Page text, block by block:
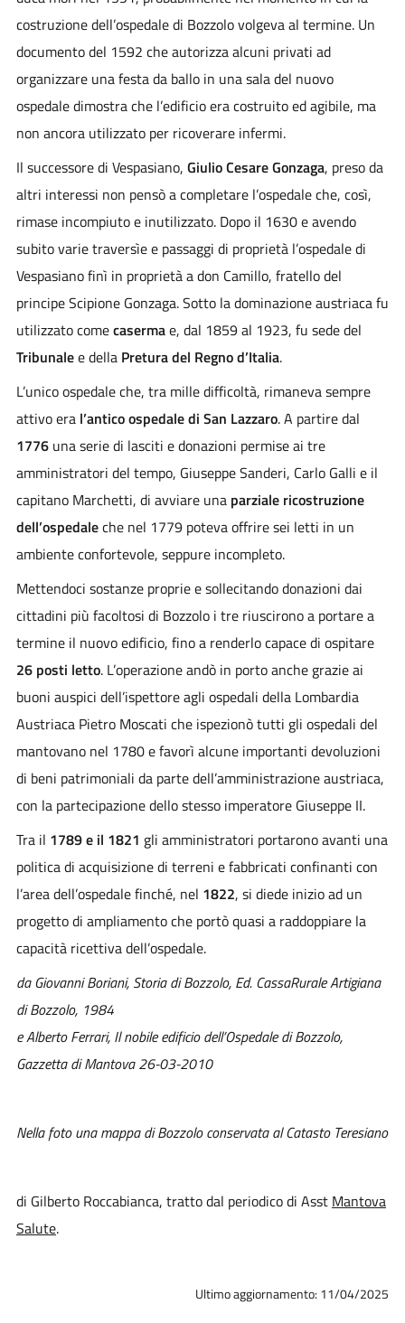
costruzione dell’ospedale di Bozzolo volgeva al termine. Un
documento del 1592 che autorizza alcuni privati ad
organizzare una festa da ballo in una sala del nuovo
ospedale dimostra che l’edificio era costruito ed agibile, ma
non ancora utilizzato per ricoverare infermi.
Il successore di Vespasiano, Giulio Cesare Gonzaga, preso da
altri interessi non pensò a completare l’ospedale che, così,
rimase incompiuto e inutilizzato. Dopo il 1630 e avendo
subito varie traversìe e passaggi di proprietà l’ospedale di
Vespasiano finì in proprietà a don Camillo, fratello del
principe Scipione Gonzaga. Sotto la dominazione austriaca fu
utilizzato comecasermae, dal 1859 al 1923, fu sede del
Tribunalee della Pretura del Regno d’Italia.
L’unico ospedale che, tra mille difficoltà, rimaneva sempre
attivo era l’antico ospedale di San Lazzaro. A partire dal
1776una serie di lasciti e donazioni permise ai tre
amministratori del tempo, Giuseppe Sanderi, Carlo Galli e il
capitano Marchetti, di avviare una parziale ricostruzione
dell’ospedaleche nel 1779 poteva offrire sei letti in un
ambiente confortevole, seppure incompleto.
Mettendoci sostanze proprie e sollecitando donazioni dai
cittadini più facoltosi di Bozzolo i tre riuscirono a portare a
termine il nuovo edificio, fino a renderlo capace di ospitare
26 posti letto. L’operazione andò in porto anche grazie ai
buoni auspici dell’ispettore agli ospedali della Lombardia
Austriaca Pietro Moscati che ispezionò tutti gli ospedali del
mantovano nel 1780 e favorì alcune importanti devoluzioni
di beni patrimoniali da parte dell’amministrazione austriaca,
con la partecipazione dello stesso imperatore Giuseppe II.
Tra il 1789 e il 1821 gli amministratori portarono avanti una
politica di acquisizione di terreni e fabbricati confinanti con
l’area dell’ospedale finché, nel 1822, si diede inizio ad un
progetto di ampliamento che portò quasi a raddoppiare la
capacità ricettiva dell’ospedale.
da Giovanni Boriani, Storia di Bozzolo, Ed. CassaRurale Artigiana
di Bozzolo, 1984
e Alberto Ferrari, Il nobile edificio dell’Ospedale di Bozzolo,
Gazzetta di Mantova 26-03-2010
Nella foto una mappa di Bozzolo conservata al Catasto Teresiano
di Gilberto Roccabianca, tratto dal periodico di Asst Mantova
Salute.
Ultimo aggiornamento: 11/04/2025